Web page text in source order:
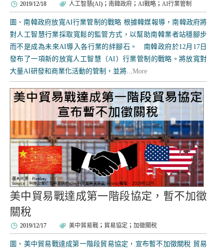
2019/12/18 人工智慧(AI)； 南韓政府 ； AI戰略 ； AI行業管制
圖、南韓政府放寬AI行業管制的戰略 根據韓媒報導，南韓政府將
對人工智慧行業採取寬鬆的監管方式，以幫助南韓業者站穩腳步
而不是成為未來AI導入各行業的絆腳石。 南韓政府於12月17日
發布了一項新的放寬人工智慧（AI）行業管制的戰略。將放寬對
大量AI研發和商業化活動的管制，並將...More
美中貿易戰達成第一階段協定，暫不加徵
關稅
2019/12/17 美中貿易戰 ； 貿易協定 ； 加徵關稅
圖、美中貿易戰達成第一階段貿易協定，宣布暫不加徵關稅 貿易